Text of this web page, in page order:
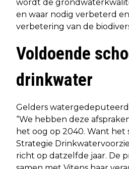
wordt de
en waar nodig verbeterd
verbetering van de
Voldoende
drinkwater
Gelders
“We hebben deze
het oog op 2040. Want het
Strategie
richt op datzelfde jaar. De